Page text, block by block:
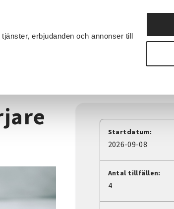
erbjudanden och annonser till
Startdatum:
2026-09-08
Antal tillfällen:
4